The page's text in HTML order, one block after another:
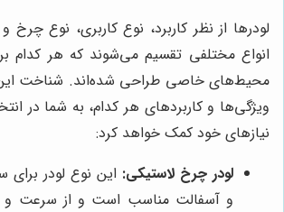
لودرها از نظر کاربرد، نوع کاربری، نوع
انواع مختلفی تقسیم می‌شوند که هر کدام
محیط‌های خاصی طراحی شده‌اند. شناخت این
ویژگی‌ها و کاربردهای هر کدام، به شما در
نیازهای خود کمک خواهد کرد:
لودر چرخ لاستیکی: این نوع لودر
و آسفالت مناسب است و از سرعت و